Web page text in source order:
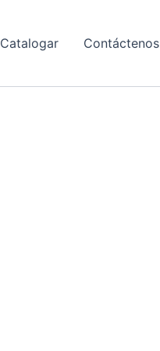
Catalogar Contáctenos